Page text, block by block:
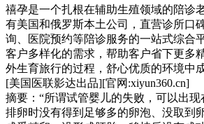
禧孕是一个扎根在辅助生殖领域的陪诊
有美国和俄罗斯本土公司，直营诊所口
询、医院预约等陪诊服务的一站式综合
客户多样化的需求，帮助客户省下更多
外生育旅行的过程，舒心优质的环境中
[美国医联影达出品][官网:xiyun360.cn]
摘要：“所谓试管婴儿的失败，可以出
排卵时没有得到足够多的卵泡、没取到